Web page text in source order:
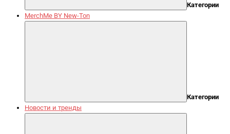
Категории
MerchMe BY New-Ton
Категории
Новости и тренды